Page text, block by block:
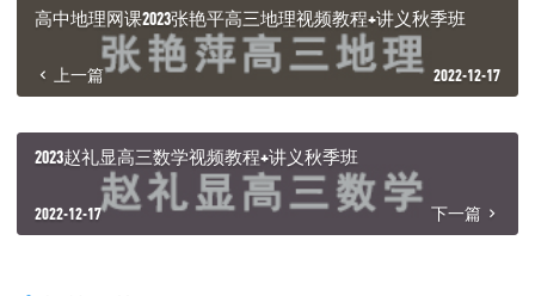
高中地理网课2023张艳平高三地理视频教程+讲义秋季班
上一篇 2022-12-17
2023赵礼显高三数学视频教程+讲义秋季班
2022-12-17 下一篇